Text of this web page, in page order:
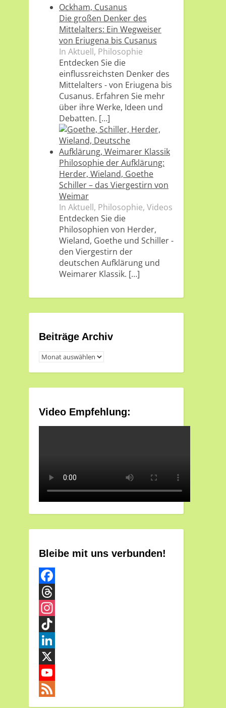
Die großen Denker des
Mittelalters: Ein Wegweiser
von Eriugena bis Cusanus
In Aktuell, Philosophie
Entdecken Sie die
einflussreichsten Denker des
Mittelalters - von Eriugena bis
Cusanus. Erfahren Sie mehr
über ihre Werke, Ideen und
Debatten. […]
Philosophie der Aufklärung:
Herder, Wieland, Goethe
Schiller – das Viergestirn von
Weimar
In Aktuell, Philosophie, Videos
Entdecken Sie die
Philosophien von Herder,
Wieland, Goethe und Schiller -
den Viergestirn der
deutschen Aufklärung und
Weimarer Klassik. […]
Beiträge Archiv
Beiträge
Video Empfehlung:
Bleibe mit uns verbunden!
Facebook
Threads
Instagram
TikTok
LinkedIn
X
YouTube